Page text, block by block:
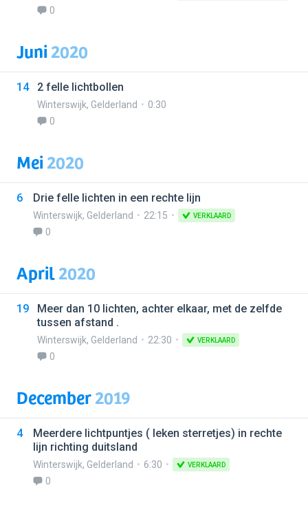
0
Juni2020
14 2 felle lichtbollen
Winterswijk, Gelderland
0:30
0
Mei2020
6 Drie felle lichten in een rechte lijn
Winterswijk, Gelderland 22:15 VERKLAARD
0
April2020
19
Meer dan 10 lichten, achter elkaar, met de zelfde
tussen afstand .
Winterswijk, Gelderland 22:30 VERKLAARD
0
December2019
4
Meerdere lichtpuntjes ( leken sterretjes) in rechte
lijn richting duitsland
Winterswijk, Gelderland 6:30 VERKLAARD
0